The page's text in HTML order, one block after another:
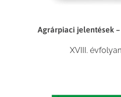
Agrárpiaci jelentések
XVIII.